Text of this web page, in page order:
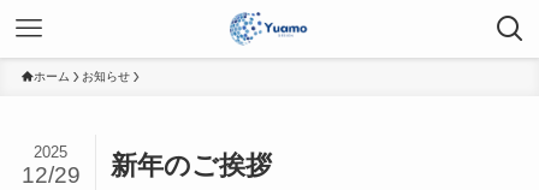
ホーム お知らせ
新年のご挨拶
2025
12/29